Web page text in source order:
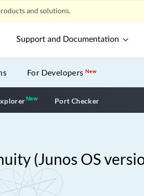
and solutions.
Support and Documentation
For DevelopersNew
NewNew application
Port Checker
(Junos OS